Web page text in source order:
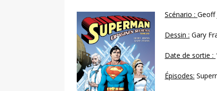
Scénario : Geoff
Dessin : Gary
Date de sortie :
Épisodes: